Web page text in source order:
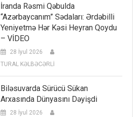
İranda Rəsmi Qəbulda
“Azərbaycanım” Sədaları: Ərdəbilli
Yeniyetmə Hər Kəsi Heyran Qoydu
– VİDEO
28 İyul 2026
TURAL KƏLBƏCƏRLİ
Biləsuvarda Sürücü Sükan
Arxasında Dünyasını Dəyişdi
28 İyul 2026